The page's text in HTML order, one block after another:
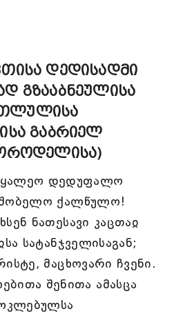
დედისადმი
გზააბნეულისა
გაბრიელ
დედუფალო
ქალწულო!
ნათესავი კაცთაჲ
სატანჯველისაგან;
მაცხოვარი ჩვენი.
შენითა ამასცა